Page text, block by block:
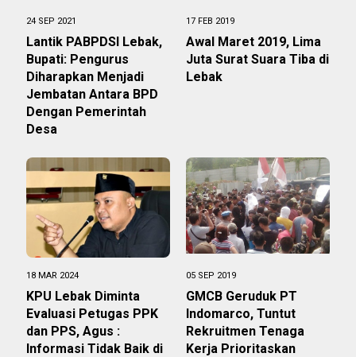
24 SEP 2021
Lantik PABPDSI Lebak,
Bupati: Pengurus
Diharapkan Menjadi
Jembatan Antara BPD
Dengan Pemerintah
Desa
17 FEB 2019
Awal Maret 2019, Lima
Juta Surat Suara Tiba di
Lebak
18 MAR 2024
KPU Lebak Diminta
Evaluasi Petugas PPK
dan PPS, Agus :
Informasi Tidak Baik di
05 SEP 2019
GMCB Geruduk PT
Indomarco, Tuntut
Rekruitmen Tenaga
Kerja Prioritaskan